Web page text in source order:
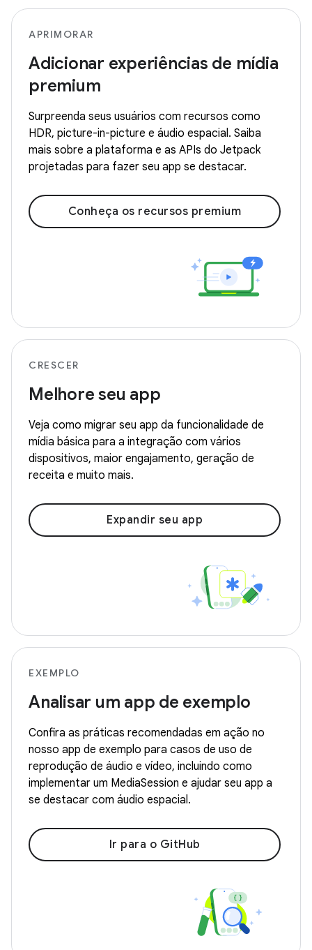
APRIMORAR
Adicionar experiências de mídia
premium
Surpreenda seus usuários com recursos como
HDR, picture-in-picture e áudio espacial. Saiba
mais sobre a plataforma e as APIs do Jetpack
projetadas para fazer seu app se destacar.
Conheça os recursos premium
CRESCER
Melhore seu app
Veja como migrar seu app da funcionalidade de
mídia básica para a integração com vários
dispositivos, maior engajamento, geração de
receita e muito mais.
Expandir seu app
EXEMPLO
Analisar um app de exemplo
Confira as práticas recomendadas em ação no
nosso app de exemplo para casos de uso de
reprodução de áudio e vídeo, incluindo como
implementar um MediaSession e ajudar seu app a
se destacar com áudio espacial.
Ir para o GitHub